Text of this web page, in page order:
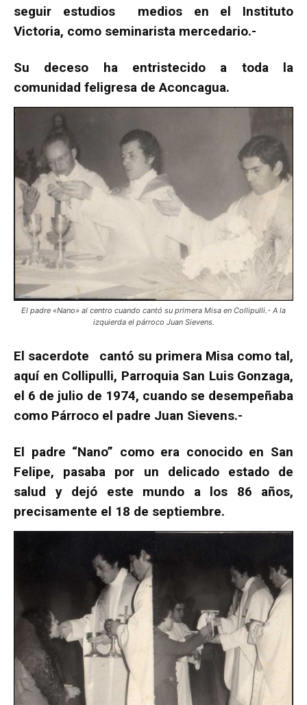
seguir estudios medios en el Instituto
Victoria, como seminarista mercedario.-
Su deceso ha entristecido a toda la
comunidad feligresa de Aconcagua.
El padre «Nano» al centro cuando cantó su primera Misa en Collipulli.- A la
izquierda el párroco Juan Sievens.
El sacerdote cantó su primera Misa como tal,
aquí en Collipulli, Parroquia San Luis Gonzaga,
el 6 de julio de 1974, cuando se desempeñaba
como Párroco el padre Juan Sievens.-
El padre “Nano” como era conocido en San
Felipe, pasaba por un delicado estado de
salud y dejó este mundo a los 86 años,
precisamente el 18 de septiembre.